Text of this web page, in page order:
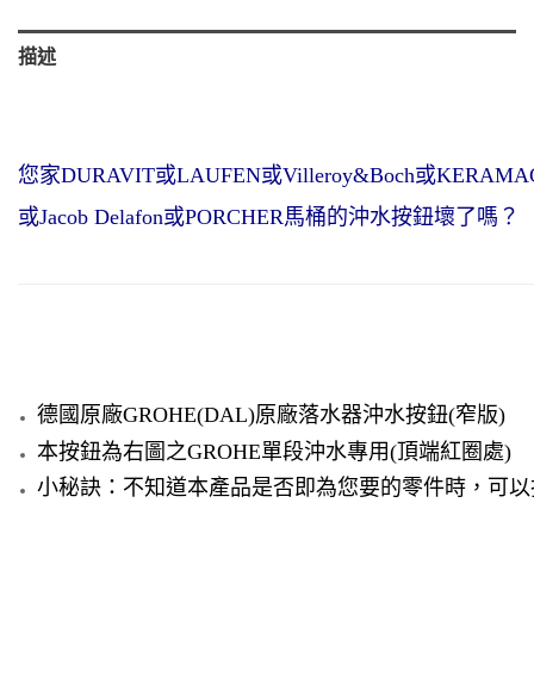
描述
您家DURAVIT或LAUFEN或Villeroy&Boch或
或Jacob Delafon或PORCHER馬桶的沖水按鈕壞了嗎？
德國原廠GROHE(DAL)原廠落水器沖水按鈕(窄版)
本按鈕為右圖之GROHE單段沖水專用(頂端紅圈處)
小秘訣：不知道本產品是否即為您要的零件時，可